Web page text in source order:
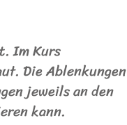
Im Kurs
Die Ablenkungen
jeweils an den
kann.